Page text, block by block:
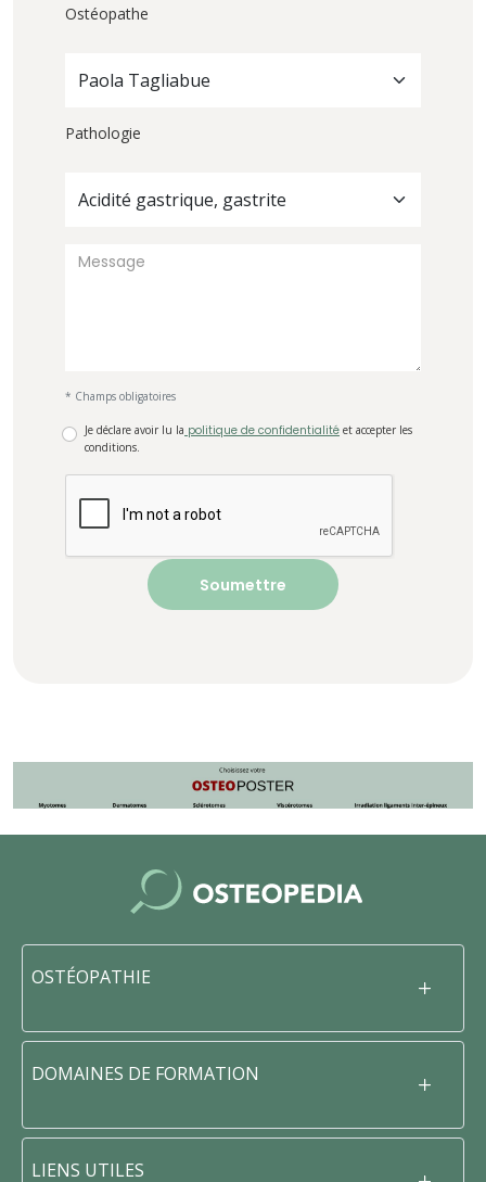
Ostéopathe
Paola Tagliabue
Pathologie
Acidité gastrique, gastrite
* Champs obligatoires
Je déclare avoir lu la politique de confidentialité et accepter les
conditions.
OSTÉOPATHIE
DOMAINES DE FORMATION
LIENS UTILES